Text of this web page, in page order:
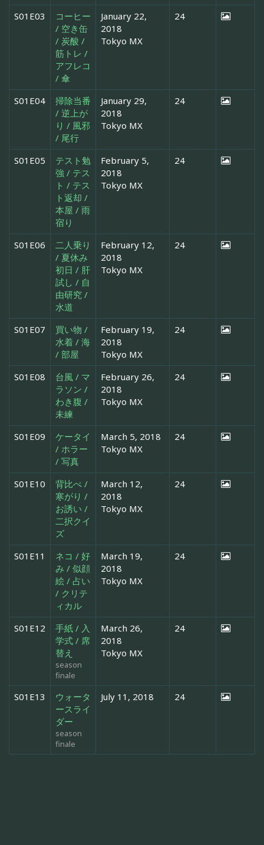
S01E03
コーヒー
/ 空き缶
/ 炭酸 /
筋トレ /
アフレコ
/ 傘
January 22,
2018
Tokyo MX
24
S01E04
掃除当番
/ 逆上が
り / 風邪
/ 尾行
January 29,
2018
Tokyo MX
24
S01E05
テスト勉
強 / テス
ト / テス
ト返却 /
本屋 / 雨
宿り
February 5,
2018
Tokyo MX
24
S01E06
二人乗り
/ 夏休み
初日 / 肝
試し / 自
由研究 /
水道
February 12,
2018
Tokyo MX
24
S01E07
買い物 /
水着 / 海
/ 部屋
February 19,
2018
Tokyo MX
24
S01E08
台風 / マ
ラソン /
わき腹 /
未練
February 26,
2018
Tokyo MX
24
S01E09
ケータイ
/ ホラー
/ 写真
March 5, 2018
Tokyo MX
24
S01E10
背比べ /
寒がり /
お誘い /
二択クイ
ズ
March 12,
2018
Tokyo MX
24
S01E11
ネコ / 好
み / 似顔
絵 / 占い
/ クリテ
ィカル
March 19,
2018
Tokyo MX
24
S01E12
手紙 / 入
学式 / 席
替え
season
finale
March 26,
2018
Tokyo MX
24
S01E13
ウォータ
ースライ
ダー
season
finale
July 11, 2018 24